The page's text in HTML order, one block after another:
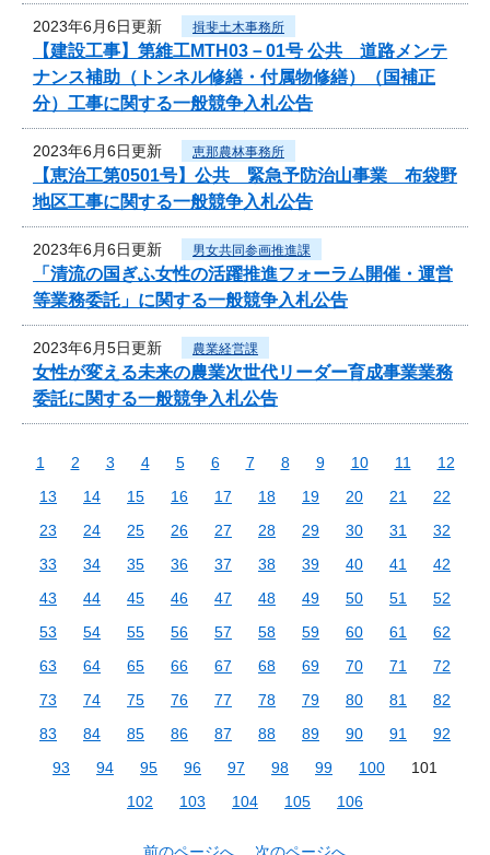
2023年6月6日更新 揖斐土木事務所
【建設工事】第維工MTH03－01号 公共 道路メンテ
ナンス補助（トンネル修繕・付属物修繕）（国補正
分）工事に関する一般競争入札公告
2023年6月6日更新 恵那農林事務所
【恵治工第0501号】公共 緊急予防治山事業 布袋野
地区工事に関する一般競争入札公告
2023年6月6日更新 男女共同参画推進課
「清流の国ぎふ女性の活躍推進フォーラム開催・運営
等業務委託」に関する一般競争入札公告
2023年6月5日更新 農業経営課
女性が変える未来の農業次世代リーダー育成事業業務
委託に関する一般競争入札公告
1 2 3 4 5 6 7 8 9 10 11
12
13
14 15 16 17 18 19 20 21
22
23
24 25 26 27 28 29 30 31
32
33
34 35 36 37 38 39 40 41
42
43
44 45 46 47 48 49 50 51
52
53
54 55 56 57 58 59 60 61
62
63
64 65 66 67 68 69 70 71
72
73
74 75 76 77 78 79 80 81
82
83
84 85 86 87 88 89 90 91
92
93
94 95 96 97 98 99 100
101
102
103 104 105 106